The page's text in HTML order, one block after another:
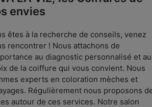
envies
êtes à la recherche de conseils, venez
rencontrer ! Nous attachons de
au diagnostic personnalisé et au
de la coiffure qui vous convient. Nous
experts en coloration mèches et
Régulièrement nous proposons
autour de ces services. Notre salon